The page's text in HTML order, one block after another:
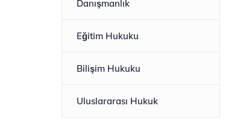
Danışmanlık
Eğitim Hukuku
Bilişim Hukuku
Uluslararası Hukuk